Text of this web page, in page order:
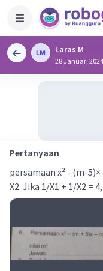
Laras M
28 Januari
Pertanyaan
persamaan x² - (m-
X2. Jika 1/X1 + 1/X2 =